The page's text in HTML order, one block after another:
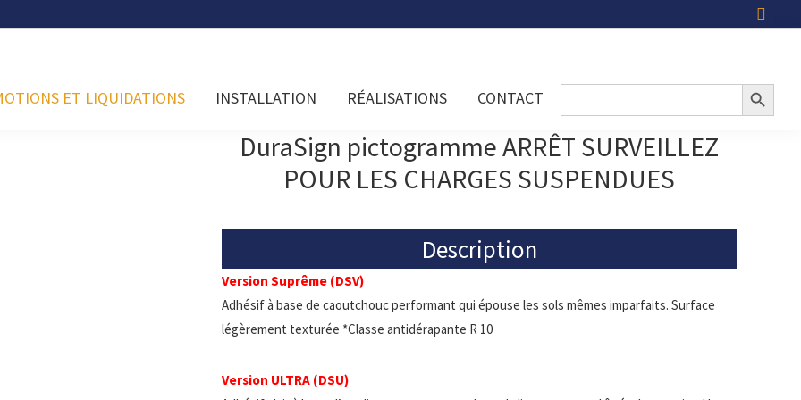
ET LIQUIDATIONS INSTALLATION RÉALISATIONS CONTACT Search Search Button
DuraSign pictogramme ARRÊT SURVEILLEZ
POUR LES CHARGES SUSPENDUES
Description
Version Suprême (DSV)
Adhésif à base de caoutchouc performant qui épouse les sols mêmes imparfaits. Surface
légèrement texturée *Classe antidérapante R 10
Version ULTRA (DSU)